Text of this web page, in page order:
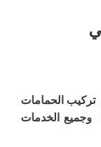
الحمامات
الخدمات